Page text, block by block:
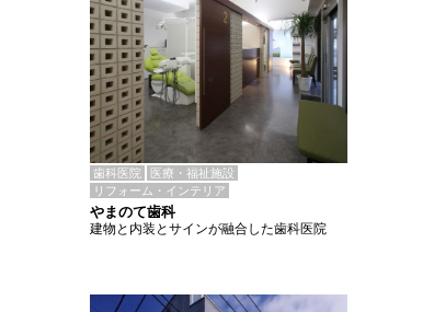
歯科医院
医療・福祉施設
リフォーム・インテリア
やまのて歯科
建物と内装とサインが融合した歯科医院